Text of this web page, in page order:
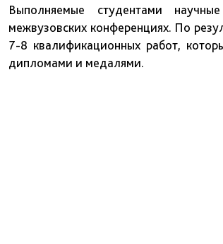
Выполняемые студентами
межвузовских конференциях. По
7-8 квалификационных работ,
дипломами и медалями.